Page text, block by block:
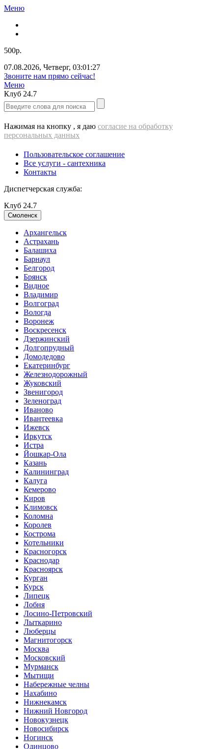
Меню
500р.
07.08.2026, Четверг, 03:01:27
Звоните нам прямо сейчас!
Меню
Клуб 24.7
Нажимая на кнопку , я даю согласие на обработку
персональных данных
Пользовательское соглашение
Все услуги - cантехника
Контакты
Диспетчерская служба:
Клуб 24.7
Смоленск
Архангельск
Астрахань
Балашиха
Барнаул
Белгород
Брянск
Видное
Владимир
Волгоград
Вологда
Воронеж
Воскресенск
Дзержинский
Долгопрудный
Домодедово
Екатеринбург
Железнодорожный
Жуковский
Звенигород
Зеленоград
Иваново
Ивантеевка
Ижевск
Иркутск
Истра
Йошкар-Ола
Казань
Калининград
Калуга
Кемерово
Киров
Климовск
Коломна
Королев
Кострома
Котельники
Красногорск
Краснодар
Красноярск
Курган
Курск
Липецк
Лобня
Лосино-Петровский
Лыткарино
Люберцы
Магнитогорск
Москва
Московский
Мурманск
Мытищи
Набережные челны
Нахабино
Нижнекамск
Нижний Новгород
Новокузнецк
Новосибирск
Ногинск
Одинцово